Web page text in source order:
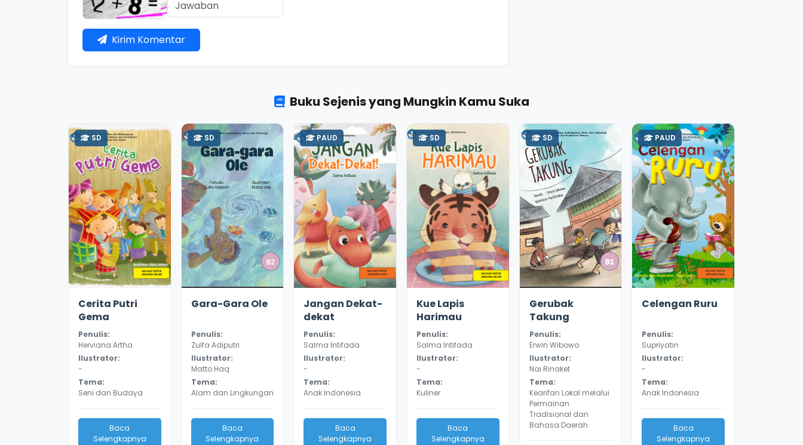
Kirim Komentar
Buku Sejenis yang Mungkin Kamu Suka
SD
Cerita Putri
Gema
Penulis:
Herviana Artha
Ilustrator:
-
Tema:
Seni dan Budaya
Baca
Selengkapnya
SD
Gara-Gara Ole
Penulis:
Zulfa Adiputri
Ilustrator:
Matto Haq
Tema:
Alam dan Lingkungan
Baca
Selengkapnya
PAUD
Jangan Dekat-
dekat
Penulis:
Salma Intifada
Ilustrator:
-
Tema:
Anak Indonesia
Baca
Selengkapnya
SD
Kue Lapis
Harimau
Penulis:
Salma Intifada
Ilustrator:
-
Tema:
Kuliner
Baca
Selengkapnya
SD
Gerubak
Takung
Penulis:
Erwin Wibowo
Ilustrator:
Nai Rinaket
Tema:
Kearifan Lokal melalui
Permainan
Tradisional dan
Bahasa Daerah
PAUD
Celengan Ruru
Penulis:
Supriyatin
Ilustrator:
-
Tema:
Anak Indonesia
Baca
Selengkapnya